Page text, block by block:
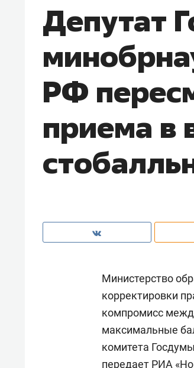
Депутат
РФ
приема в
Министерство
корректировки
компромисс
максимальные
комитета
передает РИА